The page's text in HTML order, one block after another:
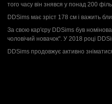
того часу він знявся у понад 200
DDSims має зріст 178 см і важить
За свою кар'єру DDSims був
чоловічий новачок". У 2018 році
DDSims продовжує активно